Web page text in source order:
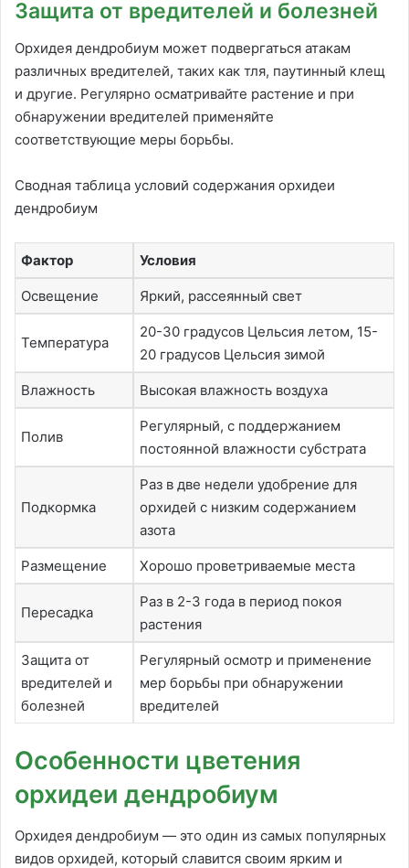
Защита от вредителей и болезней
Орхидея дендробиум может подвергаться атакам
различных вредителей, таких как тля, паутинный клещ
и другие. Регулярно осматривайте растение и при
обнаружении вредителей применяйте
соответствующие меры борьбы.
Сводная таблица условий содержания орхидеи
дендробиум
Фактор Условия
Освещение Яркий, рассеянный свет
Температура
20-30 градусов Цельсия летом, 15-
20 градусов Цельсия зимой
Влажность Высокая влажность воздуха
Полив
Регулярный, с поддержанием
постоянной влажности субстрата
Подкормка
Раз в две недели удобрение для
орхидей с низким содержанием
азота
Размещение Хорошо проветриваемые места
Пересадка
Раз в 2-3 года в период покоя
растения
Защита от
вредителей и
болезней
Регулярный осмотр и применение
мер борьбы при обнаружении
вредителей
Особенности цветения
орхидеи дендробиум
Орхидея дендробиум — это один из самых популярных
видов орхидей, который славится своим ярким и